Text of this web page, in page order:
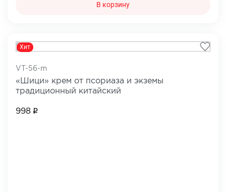
В корзину
Хит
VT-56-m
«Шици» крем от псориаза и экземы
традиционный китайский
998